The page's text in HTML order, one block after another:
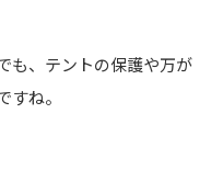
も、テントの保護や万が
ね。